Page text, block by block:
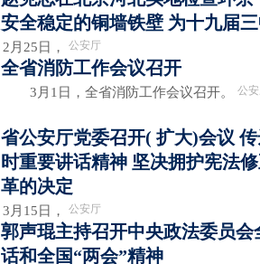
安全稳定的铜墙铁壁 为十九届
2月25日， 公安厅
全省消防工作会议召开
3月1日，全省消防工作会议召开。 公
省公安厅党委召开( 扩大)会议
时重要讲话精神 坚决拥护宪法
革的决定
3月15日， 公安厅
郭声琨主持召开中央政法委员
话和全国“两会”精神